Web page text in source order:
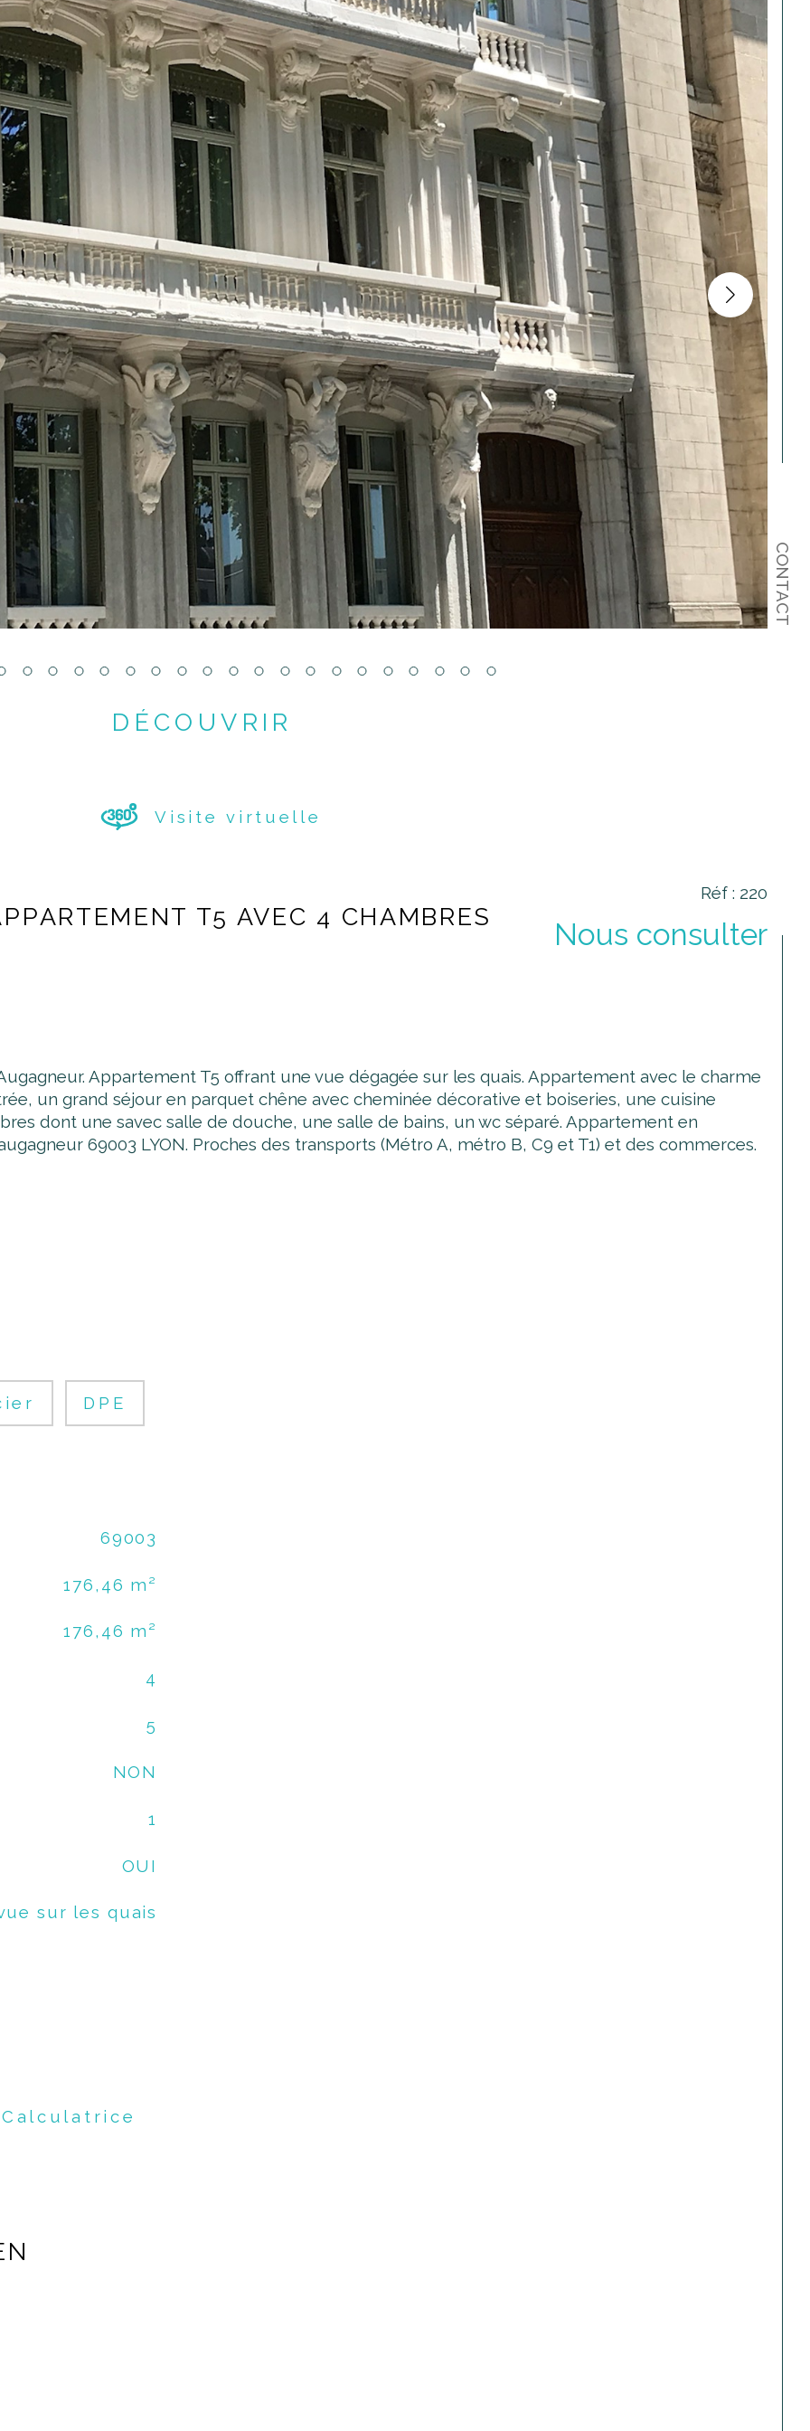
CONTACT
DÉCOUVRIR
Visite virtuelle
T5 AVEC 4 CHAMBRES
Réf : 220
Nous consulter
Appartement T5 offrant une vue dégagée sur les quais. Appartement avec le charme
un grand séjour en parquet chêne avec cheminée décorative et boiseries, une cuisine
dont une savec salle de douche, une salle de bains, un wc séparé. Appartement en
69003 LYON. Proches des transports (Métro A, métro B, C9 et T1) et des commerces.
DPE
69003
176,46 m²
176,46 m²
4
5
NON
1
OUI
sur les quais
Calculatrice